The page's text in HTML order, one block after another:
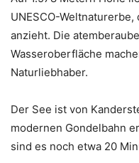
UNESCO-
anzieht. Die
Wasseroberfläche
Naturliebhaber.
Der See ist von
modernen Gondelbahn
sind es noch etwa 20